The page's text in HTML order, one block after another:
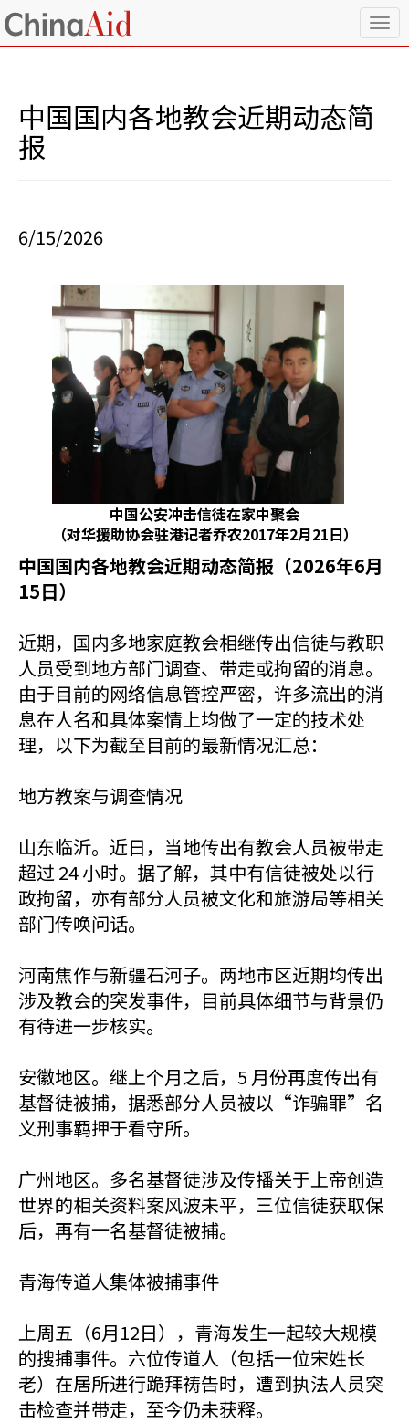
T
o
中国国内各地教会近期动态简
报
6/15/2026
中国公安冲击信徒在家中聚会
（对华援助协会驻港记者乔农2017年2月21日）
中国国内各地教会近期动态简报（2026年6月
15日）
近期，国内多地家庭教会相继传出信徒与教职
人员受到地方部门调查、带走或拘留的消息。
由于目前的网络信息管控严密，许多流出的消
息在人名和具体案情上均做了一定的技术处
理，以下为截至目前的最新情况汇总：
地方教案与调查情况
山东临沂。近日，当地传出有教会人员被带走
超过 24 小时。据了解，其中有信徒被处以行
政拘留，亦有部分人员被文化和旅游局等相关
部门传唤问话。
河南焦作与新疆石河子。两地市区近期均传出
涉及教会的突发事件，目前具体细节与背景仍
有待进一步核实。
安徽地区。继上个月之后，5 月份再度传出有
基督徒被捕，据悉部分人员被以“诈骗罪”名
义刑事羁押于看守所。
广州地区。多名基督徒涉及传播关于上帝创造
世界的相关资料案风波未平，三位信徒获取保
后，再有一名基督徒被捕。
青海传道人集体被捕事件
上周五（6月12日），青海发生一起较大规模
的搜捕事件。六位传道人（包括一位宋姓长
老）在居所进行跪拜祷告时，遭到执法人员突
击检查并带走，至今仍未获释。